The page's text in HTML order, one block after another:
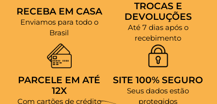
RECEBA EM CASA
Enviamos para todo o
Brasil
TROCAS E
DEVOLUÇÕES
Até 7 dias após o
recebimento
PARCELE EM ATÉ
12X
Com cartões de crédito
SITE 100% SEGURO
Seus dados estão
protegidos